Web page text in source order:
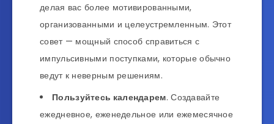
делая вас более мотивированными,
организованными и целеустремленным. Этот
совет — мощный способ справиться с
импульсивными поступками, которые обычно
ведут к неверным решениям.
Пользуйтесь календарем. Создавайте
ежедневное, еженедельное или ежемесячное